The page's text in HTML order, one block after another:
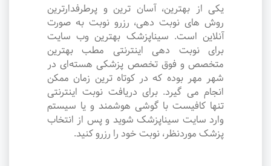
یکی از بهترین، آسان ترین و پرطرفدارترین
روش های نوبت دهی، رزرو نوبت به صورت
آنلاین است. سیناپزشک بهترین وب سایت
برای نوبت دهی اینترنتی مطب بهترین
متخصص و فوق تخصص پزشکی هسته‌ای در
شهر مهر بوده که در کوتاه ترین زمان ممکن
انجام می گیرد. برای دریافت نوبت اینترنتی
تنها کافیست با گوشی هوشمند و یا سیستم
وارد سایت سیناپزشک شوید و پس از انتخاب
پزشک موردنظر، نوبت خود را رزرو کنید.